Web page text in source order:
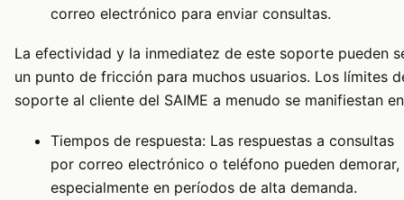
correo electrónico para enviar consultas.
La efectividad y la inmediatez de este soporte pueden
un punto de fricción para muchos usuarios. Los límites
soporte al cliente del SAIME a menudo se manifiestan
Tiempos de respuesta: Las respuestas a consultas
por correo electrónico o teléfono pueden demorar,
especialmente en períodos de alta demanda.